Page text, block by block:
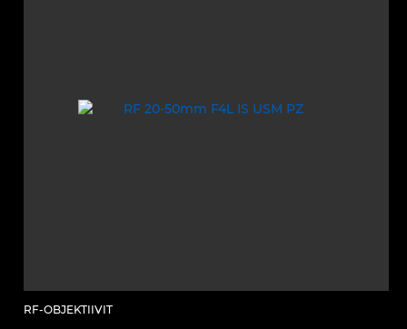
RF-OBJEKTIIVIT